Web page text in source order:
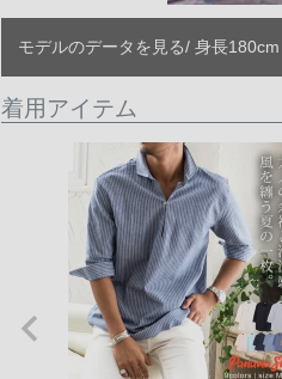
モデルのデータを見る/ 身長
着用アイテム